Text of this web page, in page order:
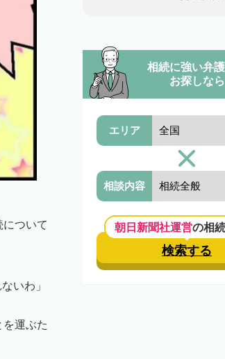
ついて
いわ」
運ぶた
相続に強い弁
お探しなら
エリア
相談内容
朝日新聞社運営の相
検索する